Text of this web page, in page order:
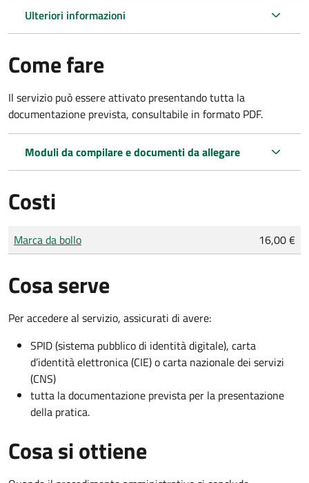
Ulteriori informazioni
Come fare
Il servizio può essere attivato presentando tutta la
documentazione prevista, consultabile in formato PDF.
Moduli da compilare e documenti da allegare
Costi
Tipo di pagamento
Importo
Marca da bollo 16,00 €
Cosa serve
Per accedere al servizio, assicurati di avere:
SPID (sistema pubblico di identità digitale), carta
d’identità elettronica (CIE) o carta nazionale dei servizi
(CNS)
tutta la documentazione prevista per la presentazione
della pratica.
Cosa si ottiene